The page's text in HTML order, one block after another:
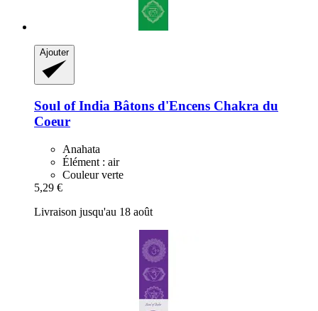
Ajouter
Soul of India Bâtons d'Encens Chakra du
Coeur
Anahata
Élément : air
Couleur verte
5,29 €
Livraison jusqu'au 18 août